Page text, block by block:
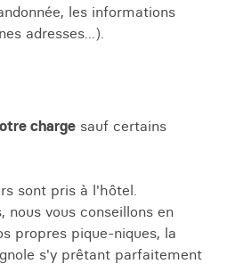
les informations
adresses...).
charge sauf certains
sont pris à l'hôtel.
nous vous conseillons en
propres pique-niques, la
s'y prêtant parfaitement